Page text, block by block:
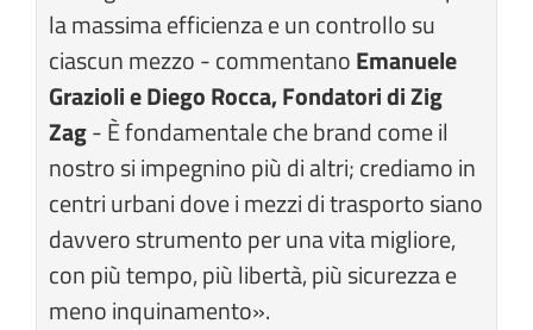
la massima efficienza e un controllo su
ciascun mezzo - commentanoEmanuele
Grazioli e Diego Rocca, Fondatori di Zig
Zag- È fondamentale che brand come il
nostro si impegnino più di altri; crediamo in
centri urbani dove i mezzi di trasporto siano
davvero strumento per una vita migliore,
con più tempo, più libertà, più sicurezza e
meno inquinamento».